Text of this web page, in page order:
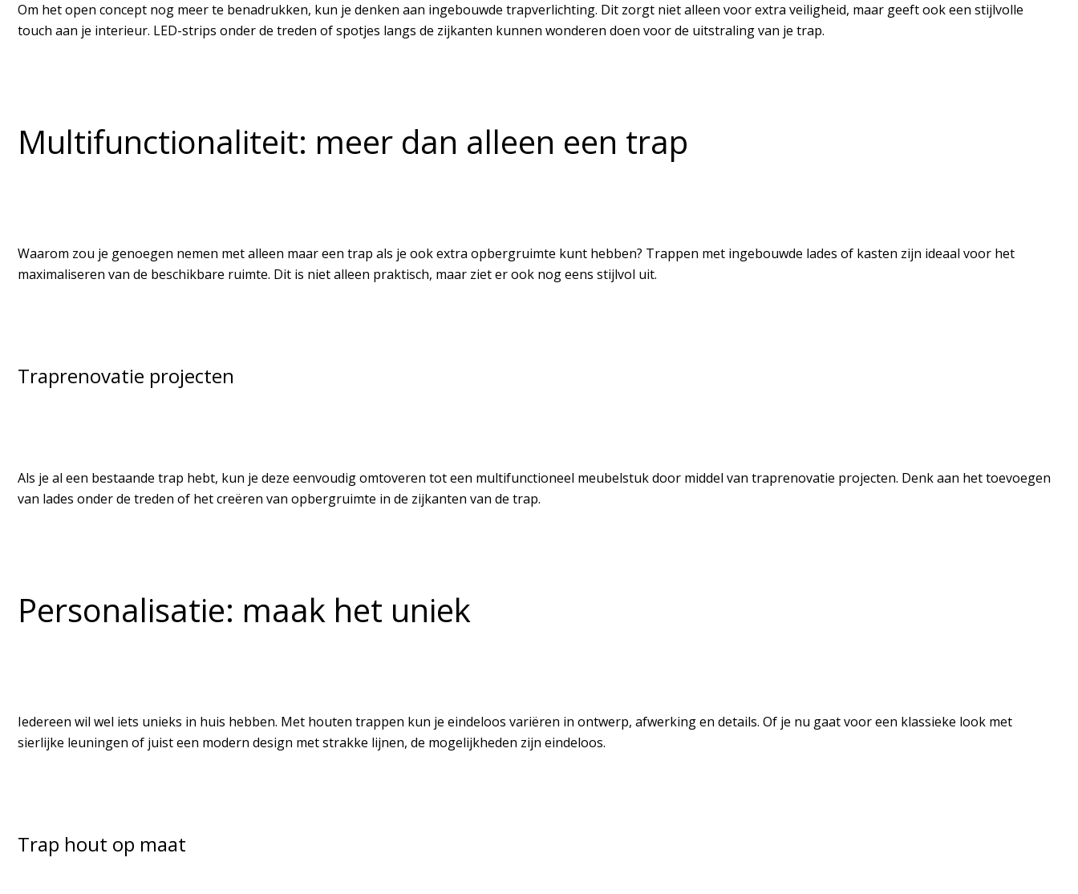
Om het open concept nog meer te benadrukken, kun je denken aan ingebouwde trapverlichting. Dit zorgt niet alleen voor extra veiligheid, maar geeft ook een stijlvolle
touch aan je interieur. LED-strips onder de treden of spotjes langs de zijkanten kunnen wonderen doen voor de uitstraling van je trap.
Multifunctionaliteit: meer dan alleen een trap
Waarom zou je genoegen nemen met alleen maar een trap als je ook extra opbergruimte kunt hebben? Trappen met ingebouwde lades of kasten zijn ideaal voor het
maximaliseren van de beschikbare ruimte. Dit is niet alleen praktisch, maar ziet er ook nog eens stijlvol uit.
Traprenovatie projecten
Als je al een bestaande trap hebt, kun je deze eenvoudig omtoveren tot een multifunctioneel meubelstuk door middel van traprenovatie projecten. Denk aan het toevoegen
van lades onder de treden of het creëren van opbergruimte in de zijkanten van de trap.
Personalisatie: maak het uniek
Iedereen wil wel iets unieks in huis hebben. Met houten trappen kun je eindeloos variëren in ontwerp, afwerking en details. Of je nu gaat voor een klassieke look met
sierlijke leuningen of juist een modern design met strakke lijnen, de mogelijkheden zijn eindeloos.
Trap hout op maat